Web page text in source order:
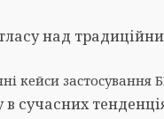
над
кейси застосування
в сучасних